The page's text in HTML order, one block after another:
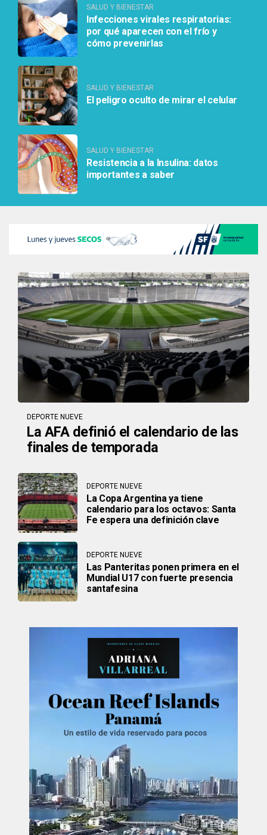
SALUD Y BIENESTAR
Infecciones virales respiratorias:
por qué aparecen con el frío y
cómo prevenirlas
SALUD Y BIENESTAR
El peligro oculto de mirar el celular
SALUD Y BIENESTAR
Resistencia a la Insulina: datos
importantes a saber
DEPORTE NUEVE
La AFA definió el calendario de las
finales de temporada
DEPORTE NUEVE
La Copa Argentina ya tiene
calendario para los octavos: Santa
Fe espera una definición clave
DEPORTE NUEVE
Las Panteritas ponen primera en el
Mundial U17 con fuerte presencia
santafesina